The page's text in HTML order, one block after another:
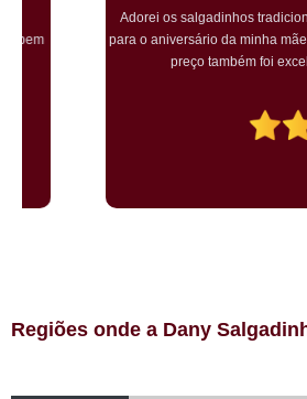
Adorei os salgadinhos tradicionais e os
para o aniversário da minha mãe! Todos os
preço também foi excelente e
Regiões onde a Dany